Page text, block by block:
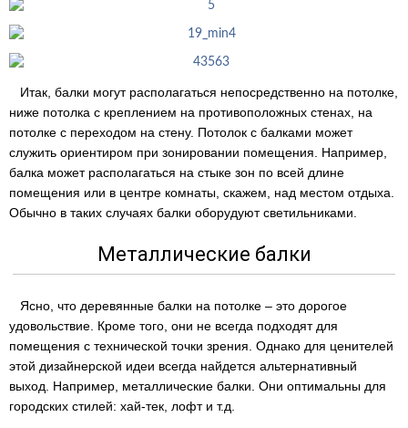
Итак, балки могут располагаться непосредственно на потолке,
ниже потолка с креплением на противоположных стенах, на
потолке с переходом на стену. Потолок с балками может
служить ориентиром при зонировании помещения. Например,
балка может располагаться на стыке зон по всей длине
помещения или в центре комнаты, скажем, над местом отдыха.
Обычно в таких случаях балки оборудуют светильниками.
Металлические балки
Ясно, что деревянные балки на потолке – это дорогое
удовольствие. Кроме того, они не всегда подходят для
помещения с технической точки зрения. Однако для ценителей
этой дизайнерской идеи всегда найдется альтернативный
выход. Например, металлические балки. Они оптимальны для
городских стилей: хай-тек, лофт и т.д.